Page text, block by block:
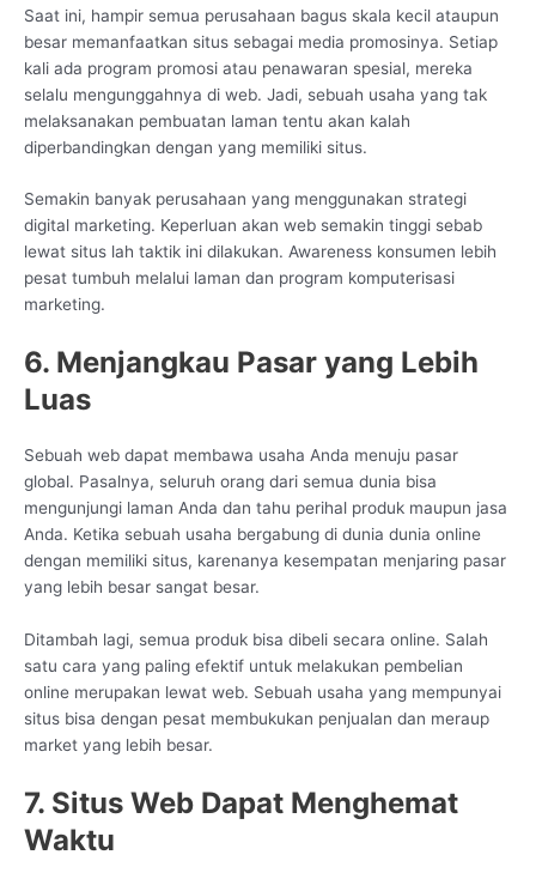
Saat ini, hampir semua perusahaan bagus skala kecil ataupun
besar memanfaatkan situs sebagai media promosinya. Setiap
kali ada program promosi atau penawaran spesial, mereka
selalu mengunggahnya di web. Jadi, sebuah usaha yang tak
melaksanakan pembuatan laman tentu akan kalah
diperbandingkan dengan yang memiliki situs.
Semakin banyak perusahaan yang menggunakan strategi
digital marketing. Keperluan akan web semakin tinggi sebab
lewat situs lah taktik ini dilakukan. Awareness konsumen lebih
pesat tumbuh melalui laman dan program komputerisasi
marketing.
6. Menjangkau Pasar yang Lebih
Luas
Sebuah web dapat membawa usaha Anda menuju pasar
global. Pasalnya, seluruh orang dari semua dunia bisa
mengunjungi laman Anda dan tahu perihal produk maupun jasa
Anda. Ketika sebuah usaha bergabung di dunia dunia online
dengan memiliki situs, karenanya kesempatan menjaring pasar
yang lebih besar sangat besar.
Ditambah lagi, semua produk bisa dibeli secara online. Salah
satu cara yang paling efektif untuk melakukan pembelian
online merupakan lewat web. Sebuah usaha yang mempunyai
situs bisa dengan pesat membukukan penjualan dan meraup
market yang lebih besar.
7. Situs Web Dapat Menghemat
Waktu